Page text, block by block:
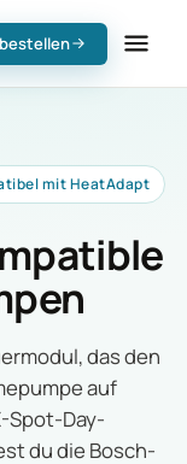
mit HeatAdapt
das den
auf
Spot-Day-
du die Bosch-